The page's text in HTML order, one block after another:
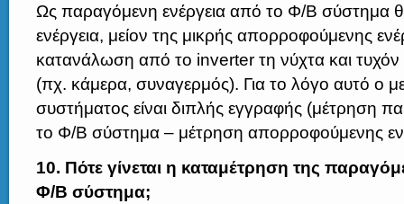
Ως παραγόμενη ενέργεια από το Φ/Β σύστημα
ενέργεια, μείον της μικρής απορροφούμενης
κατανάλωση από το inverter τη νύχτα και τυχόν
(πχ. κάμερα, συναγερμός). Για το λόγο αυτό ο
συστήματος είναι διπλής εγγραφής (μέτρηση
το Φ/Β σύστημα – μέτρηση απορροφούμενης
10. Πότε γίνεται η καταμέτρηση της
Φ/Β σύστημα;